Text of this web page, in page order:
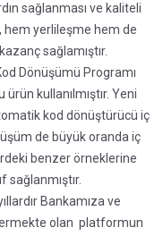
sağlanması ve kaliteli
hem yerlileşme hem de
sağlamıştır.
Dönüşümü Programı
kullanılmıştır. Yeni
kod dönüştürücü iç
de büyük oranda iç
benzer örneklerine
sağlanmıştır.
Bankamıza ve
olan platformun